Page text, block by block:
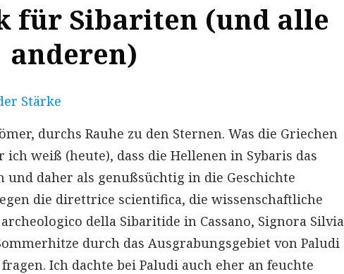
für Sibariten (und alle
anderen)
durchs Rauhe zu den Sternen. Was die Griechen
weiß (heute), dass die Hellenen in Sybaris das
und daher als genußsüchtig in die Geschichte
die direttrice scientifica, die wissenschaftliche
della Sibaritide in Cassano, Signora Silvia
durch das Ausgrabungsgebiet von Paludi
Ich dachte bei Paludi auch eher an feuchte